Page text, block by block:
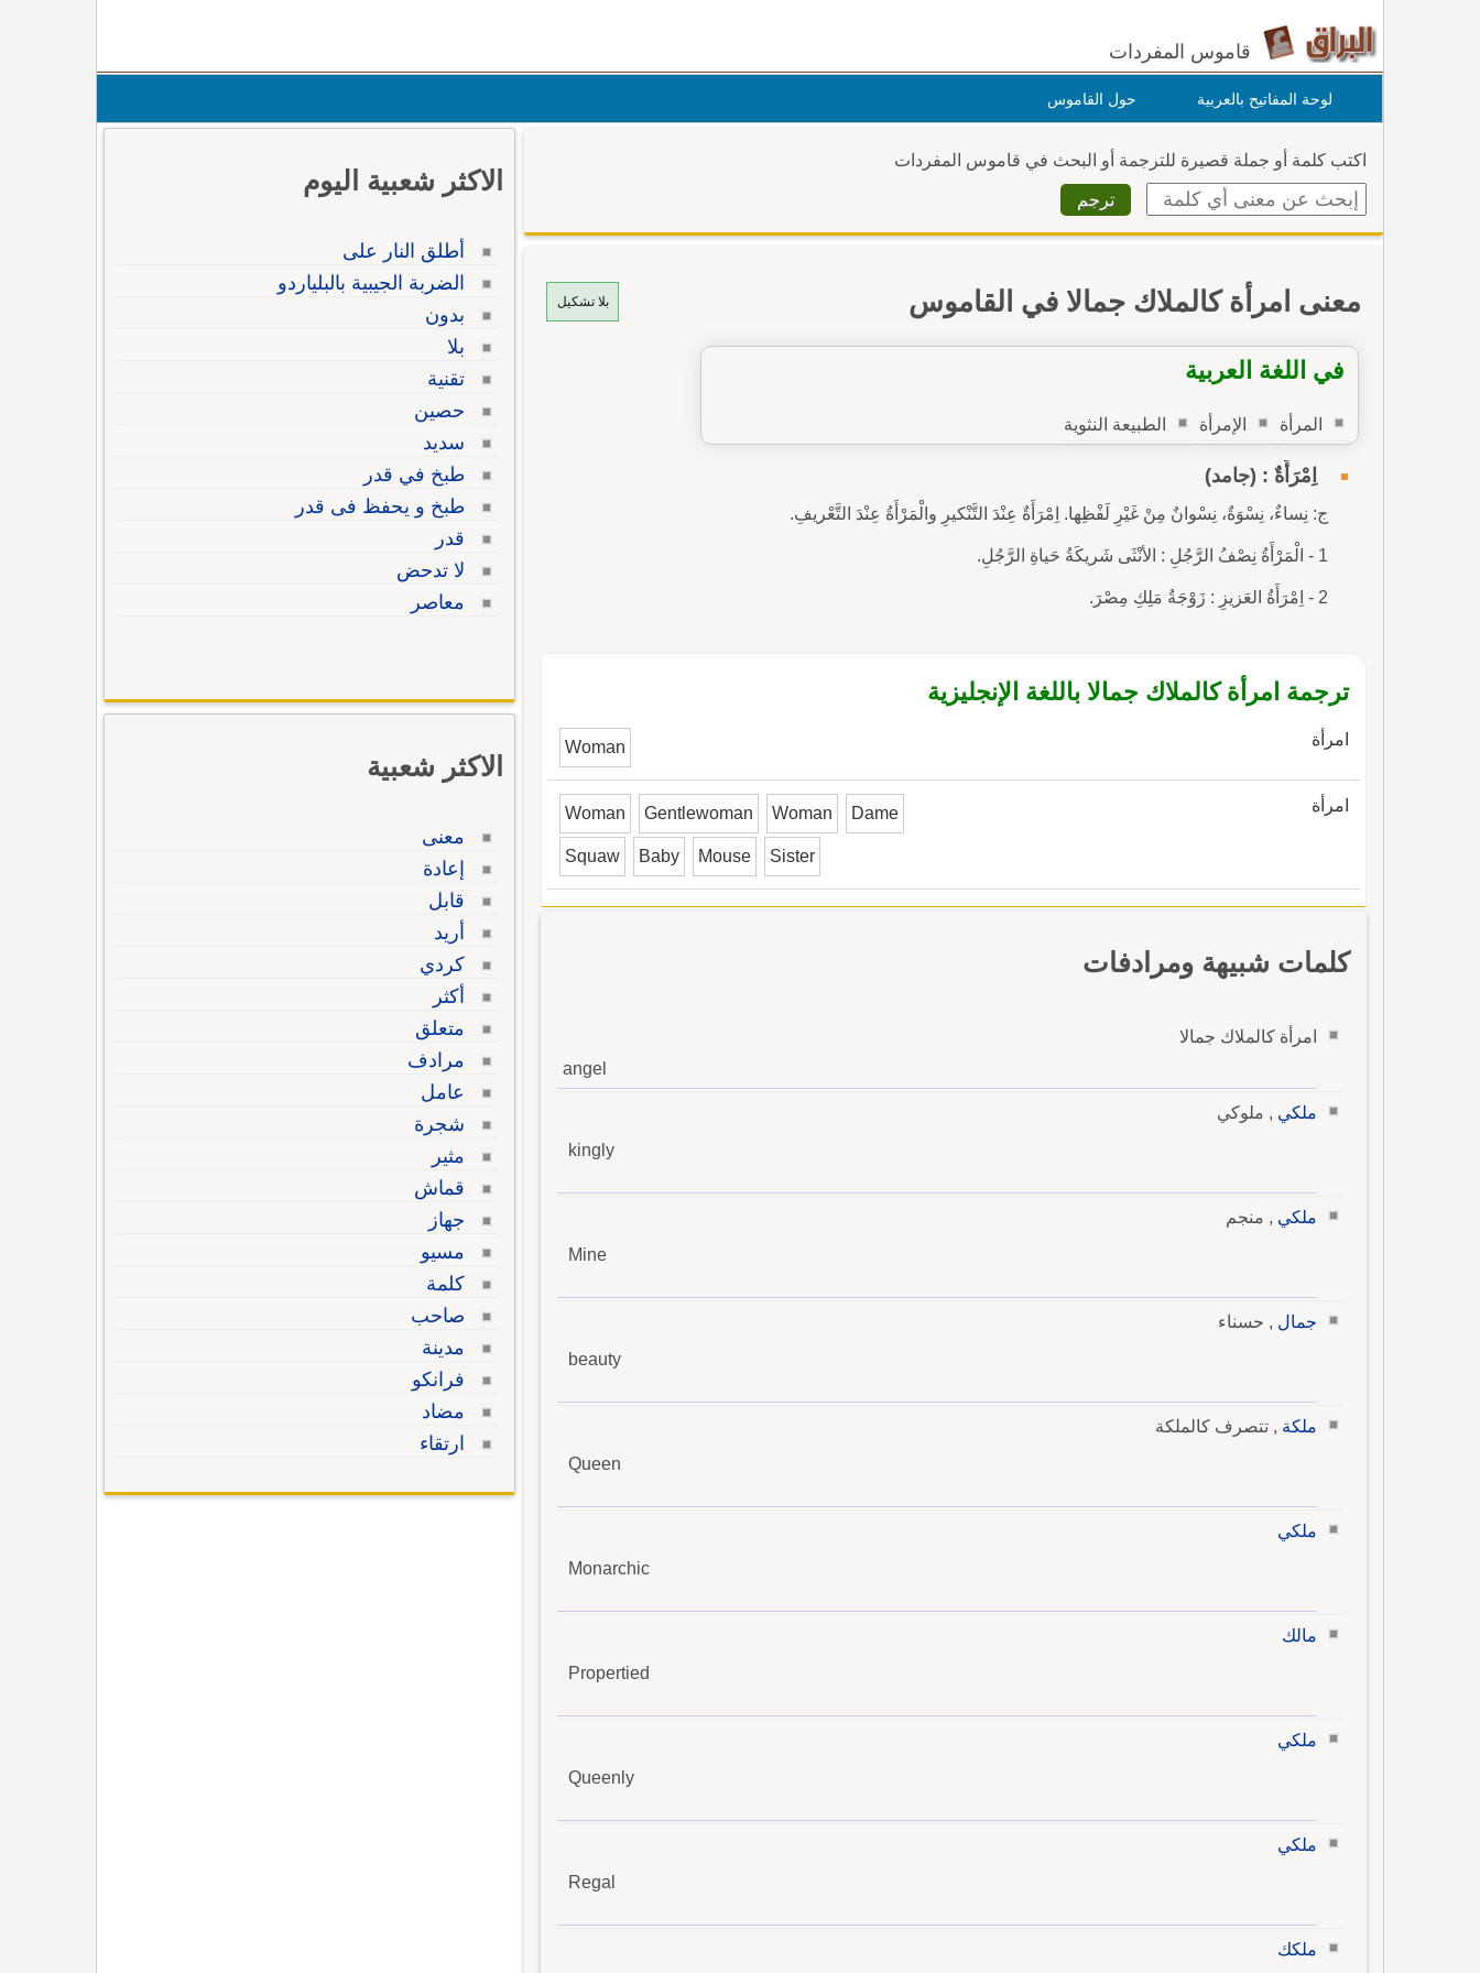
قاموس المفردات
لوحة المفاتيح بالعربية حول القاموس
اكتب كلمة أو جملة قصيرة للترجمة أو البحث في قاموس المفردات
بلا تشكيل معنى امرأة كالملاك جمالا في القاموس
في اللغة العربية
المرأة الإمرأة الطبيعة النثوية
اِمْرَأَةٌ : (جامد)
ج: نِساءٌ، نِسْوَةٌ، نِسْوانٌ مِنْ غَيْرِ لَفْظِها. اِمْرَأَةٌ عِنْدَ التَّنْكيرِ والْمَرْأَةُ عِنْدَ التَّعْريفِ.
1 - الْمَرْأَةُ نِصْفُ الرَّجُلِ : الأنْثَى شَريكَةُ حَياةِ الرَّجُلِ.
2 - اِمْرَأَةُ العَزيزِ : زَوْجَةُ مَلِكِ مِصْرَ.
ترجمة امرأة كالملاك جمالا باللغة الإنجليزية
امرأة Woman
امرأة Woman Gentlewoman Woman Dame
Squaw Baby Mouse Sister
كلمات شبيهة ومرادفات
امرأة كالملاك جمالا
angel
ملكي , ملوكي
kingly
ملكي , منجم
Mine
جمال , حسناء
beauty
ملكة , تتصرف كالملكة
Queen
ملكي
Monarchic
مالك
Propertied
ملكي
Queenly
ملكي
Regal
ملكك
الاكثر شعبية اليوم
أطلق النار على
الضربة الجيبية بالبلياردو
بدون
بلا
تقنية
حصين
سديد
طبخ في قدر
طبخ و يحفظ فى قدر
قدر
لا تدحض
معاصر
الاكثر شعبية
معنى
إعادة
قابل
أريد
كردي
أكثر
متعلق
مرادف
عامل
شجرة
مثير
قماش
جهاز
مسيو
كلمة
صاحب
مدينة
فرانكو
مضاد
ارتقاء